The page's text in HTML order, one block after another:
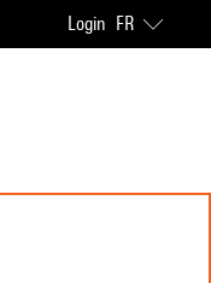
Login FR